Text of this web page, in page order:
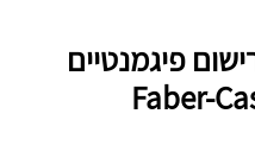
רישום פיגמנטיים
Faber-